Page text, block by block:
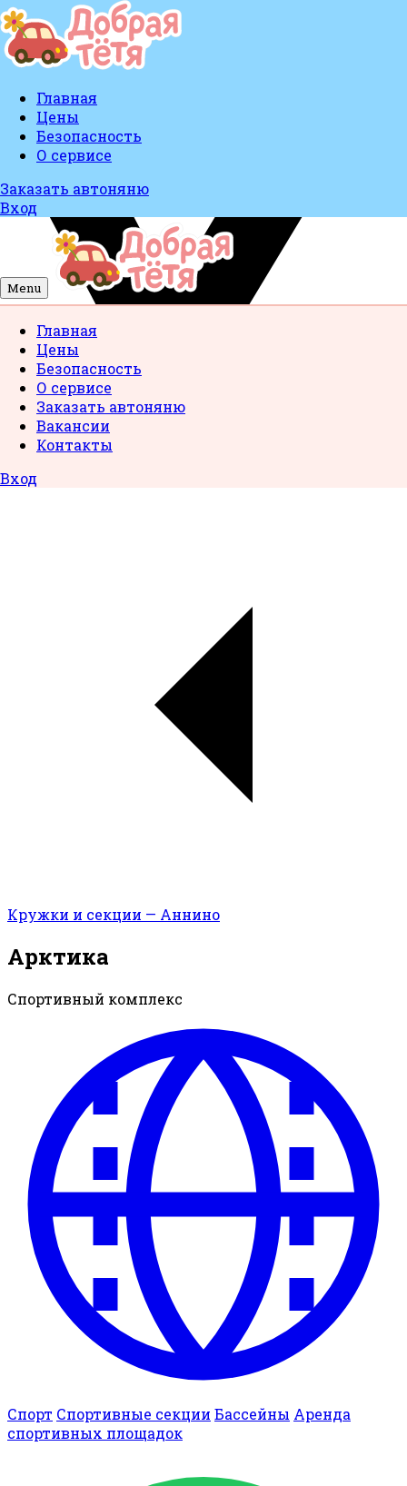
Главная
Цены
Безопасность
О сервисе
Заказать автоняню
Вход
Menu
Главная
Цены
Безопасность
О сервисе
Заказать автоняню
Вакансии
Контакты
Вход
Кружки и секции — Аннино
Арктика
Спортивный комплекс
Спорт Спортивные секции Бассейны Аренда
спортивных площадок